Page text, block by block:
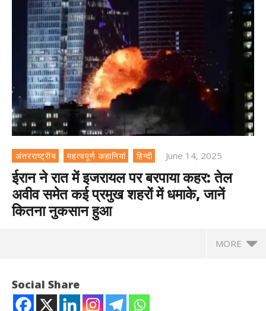
अंतरराष्ट्रीय महत्वपूर्ण कहानियां हिन्दी June 14, 2025
ईरान ने रात में इजरायल पर बरपाया कहर: तेल
अवीव समेत कई प्रमुख शहरों में धमाके, जानें
कितना नुकसान हुआ
MORE
Social Share